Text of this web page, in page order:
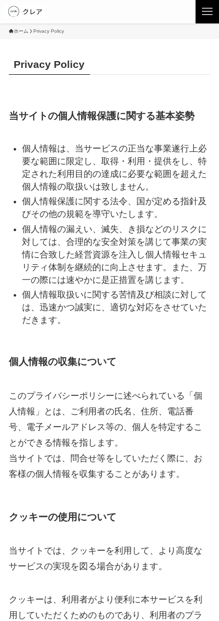
ホーム Privacy Policy
Privacy Policy
当サイトの個人情報保護に関する基本姿勢
個人情報は、当サービスの正当な事業遂行上必
要な範囲に限定し、取得・利用・提供をし、特
定された利用目的の達成に必要な範囲を超えた
個人情報の取扱いは致しません。
個人情報保護に関する法令、国が定める指針及
びその他の規範を導守いたします。
個人情報の漏えい、滅失、き損などのリスクに
対しては、合理的な安全対策を講じて事業の実
情に合致した経営資源を注入し個人情報セキュ
リティ体制を継続的に向上させます。また、万
一の際には速やかに是正措置を講じます。
個人情報取扱いに関する苦情及び相談に対して
は、迅速かつ誠実に、適切な対応をさせていた
だきます。
個人情報の収集について
このプライバシーポリシーに述べられている「個
人情報」とは、ご利用者の氏名、住所、電話番
号、電子メールアドレス等の、個人を特定するこ
とができる情報を指します。
当サイトでは、問合せ等をしていただく際に、お
客様の個人情報を収集することがあります。
クッキーの使用について
当サイトでは、クッキーを利用して、より高度な
サービスの実現を図る場合があります。
クッキーは、利用者がより便利に本サービスを利
用していただくためのものであり、利用者のプラ